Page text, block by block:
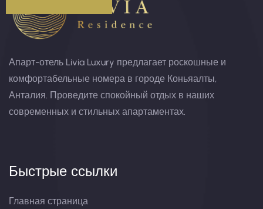
Апарт-отель Livia Luxury предлагает роскошные и
комфортабельные номера в городе Коньяалты,
Анталия. Проведите спокойный отдых в наших
современных и стильных апартаментах.
Быстрые ссылки
Главная страница